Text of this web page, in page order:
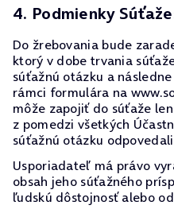
4. Podmienky
Do žrebovania bude
ktorý v dobe trvania
súťažnú otázku a
rámci formulára na
môže zapojiť do súťaže
z pomedzi všetkých
súťažnú otázku
Usporiadateľ má právo
obsah jeho súťažného
ľudskú dôstojnosť alebo